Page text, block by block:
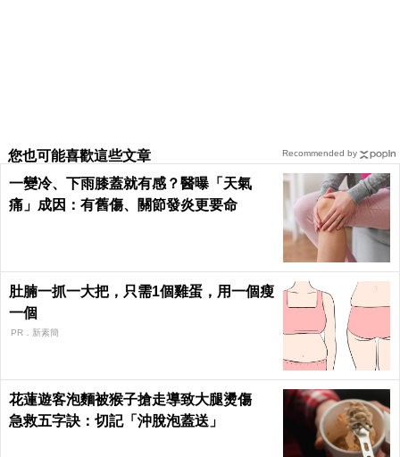
您也可能喜歡這些文章
一變冷、下雨膝蓋就有感？醫曝「天氣
痛」成因：有舊傷、關節發炎更要命
肚腩一抓一大把，只需1個雞蛋，用一個瘦
一個
PR．新素簡
花蓮遊客泡麵被猴子搶走導致大腿燙傷
急救五字訣：切記「沖脫泡蓋送」
Recommended by